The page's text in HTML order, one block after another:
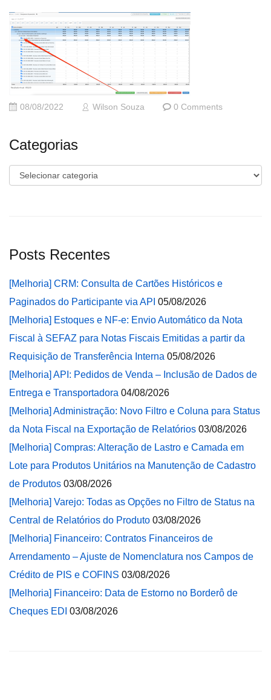
08/08/2022 Wilson Souza 0 Comments
Categorias
Categorias
Posts Recentes
[Melhoria] CRM: Consulta de Cartões Históricos e
Paginados do Participante via API 05/08/2026
[Melhoria] Estoques e NF-e: Envio Automático da Nota
Fiscal à SEFAZ para Notas Fiscais Emitidas a partir da
Requisição de Transferência Interna 05/08/2026
[Melhoria] API: Pedidos de Venda – Inclusão de Dados de
Entrega e Transportadora 04/08/2026
[Melhoria] Administração: Novo Filtro e Coluna para Status
da Nota Fiscal na Exportação de Relatórios 03/08/2026
[Melhoria] Compras: Alteração de Lastro e Camada em
Lote para Produtos Unitários na Manutenção de Cadastro
de Produtos 03/08/2026
[Melhoria] Varejo: Todas as Opções no Filtro de Status na
Central de Relatórios do Produto 03/08/2026
[Melhoria] Financeiro: Contratos Financeiros de
Arrendamento – Ajuste de Nomenclatura nos Campos de
Crédito de PIS e COFINS 03/08/2026
[Melhoria] Financeiro: Data de Estorno no Borderô de
Cheques EDI 03/08/2026